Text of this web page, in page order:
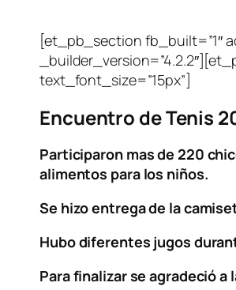
[et_pb_section fb_built=”1″
text_font_size=”15px”]
Encuentro de Tenis
Participaron mas de 220
alimentos para los niños.
Se hizo entrega de la
Hubo diferentes jugos
Para finalizar se agradeció